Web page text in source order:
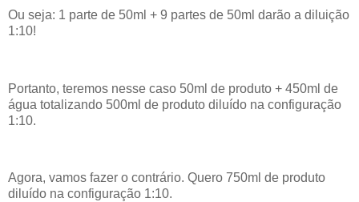
Ou seja: 1 parte de 50ml + 9 partes de 50ml darão a diluição
1:10!
Portanto, teremos nesse caso 50ml de produto + 450ml de
água totalizando 500ml de produto diluído na configuração
1:10.
Agora, vamos fazer o contrário. Quero 750ml de produto
diluído na configuração 1:10.